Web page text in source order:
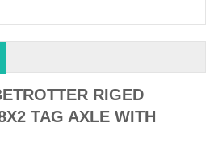
RIGED
TAG AXLE WITH